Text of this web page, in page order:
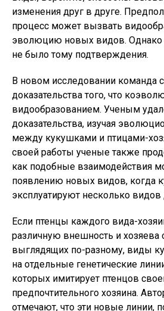
изменения друг в друге.
процесс может вызвать
эволюцию новых видов. Однако
не было тому подтверждения.
В новом исследовании команда
доказательства того, что
видообразованием. Ученым
доказательства, изучая
между кукушками и птицами-
своей работы ученые также
как подобные взаимодействия
появлению новых видов, когда
эксплуатируют несколько видов
Если птенцы каждого вида-
различную внешность и хозяева
выглядящих по-разному, виды
на отдельные генетические
которых имитирует птенцов
предпочтительного хозяина.
отмечают, что эти новые линии,